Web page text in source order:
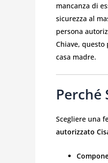
mancanza di
sicurezza al
persona
Chiave, questo
casa madre.
Perché
Scegliere una
autorizzato